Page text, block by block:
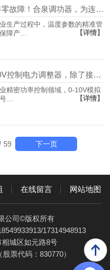
三年零故障！合泉调功器，为连续生产线守好温度这班岗
生产过程中，温度参数的精准管
障产…
【详情】
0-10V控制电力调整器，除了接线你还需关注什么？
精密功率控制领域，0-10V模拟
…
【详情】
59 下一页
在线留言 网站地图
公司©版权所有
17314948913
城区如元路8号
（股票代码：830770）